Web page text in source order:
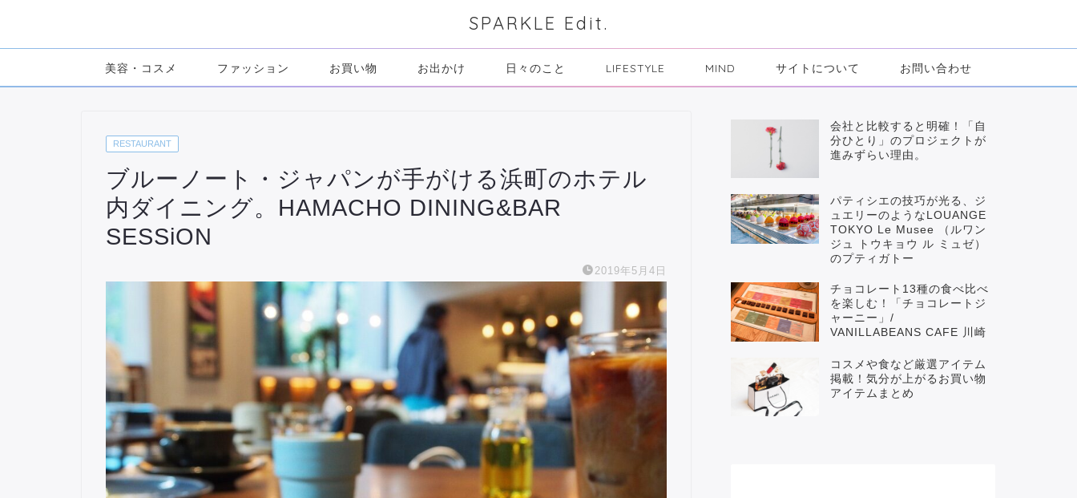
SPARKLE Edit.
美容・コスメ ファッション お買い物 お出かけ 日々のこと LIFESTYLE MIND サイトについて お問い合わせ
RESTAURANT
ブルーノート・ジャパンが手がける浜町のホテル
内ダイニング。HAMACHO DINING&BAR
SESSiON
2019年5月4日
会社と比較すると明確！「自
分ひとり」のプロジェクトが
進みずらい理由。
パティシエの技巧が光る、ジ
ュエリーのようなLOUANGE
TOKYO Le Musee （ルワン
ジュ トウキョウ ル ミュゼ）
のプティガトー
チョコレート13種の食べ比べ
を楽しむ！「チョコレートジ
ャーニー」/
VANILLABEANS CAFE 川崎
コスメや食など厳選アイテム
掲載！気分が上がるお買い物
アイテムまとめ